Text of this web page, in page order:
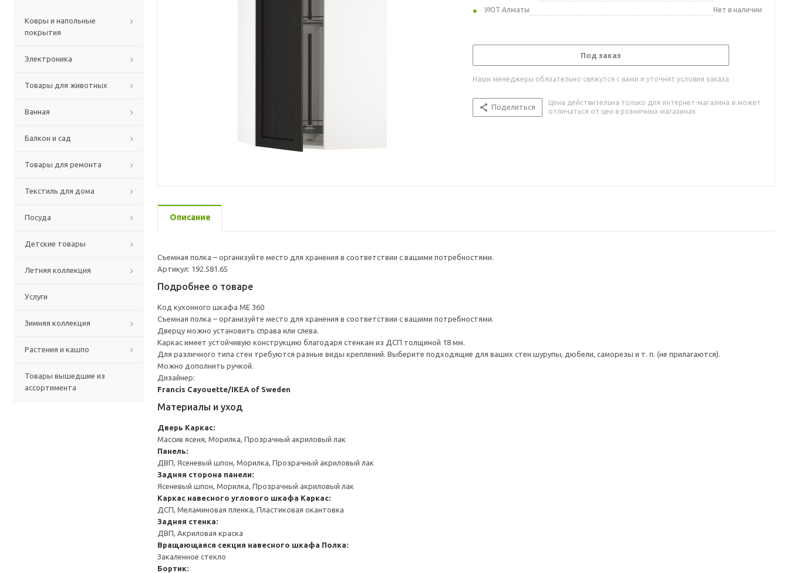
Ковры и напольные
покрытия
Электроника
Товары для животных
Ванная
Балкон и сад
Товары для ремонта
Текстиль для дома
Посуда
Детские товары
Летняя коллекция
Услуги
Зимняя коллекция
Растения и кашпо
Товары вышедшие из
ассортимента
УЮТ Алматы
Нет в наличии
Под заказ
Наши менеджеры обязательно свяжутся с вами и уточнят условия заказа
Поделиться
Цена действительна только для интернет-магазина и может
отличаться от цен в розничных магазинах
Описание
Съемная полка – организуйте место для хранения в соответствии с вашими потребностями.
Артикул: 192.581.65
Подробнее о товаре
Код кухонного шкафа ME 360
Съемная полка – организуйте место для хранения в соответствии с вашими потребностями.
Дверцу можно установить справа или слева.
Каркас имеет устойчивую конструкцию благодаря стенкам из ДСП толщиной 18 мм.
Для различного типа стен требуются разные виды креплений. Выберите подходящие для ваших стен шурупы, дюбели, саморезы и т. п. (не прилагаются).
Можно дополнить ручкой.
Дизайнер:
Francis Cayouette/IKEA of Sweden
Материалы и уход
Дверь Каркас:
Массив ясеня, Морилка, Прозрачный акриловый лак
Панель:
ДВП, Ясеневый шпон, Морилка, Прозрачный акриловый лак
Задняя сторона панели:
Ясеневый шпон, Морилка, Прозрачный акриловый лак
Каркас навесного углового шкафа Каркас:
ДСП, Меламиновая пленка, Пластиковая окантовка
Задняя стенка:
ДВП, Акриловая краска
Вращающаяся секция навесного шкафа Полка:
Закаленное стекло
Бортик: